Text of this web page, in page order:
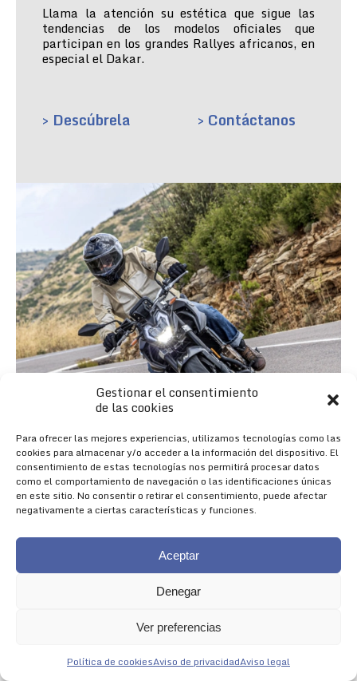
Gestionar el consentimiento
de las cookies
Para ofrecer las mejores experiencias, utilizamos tecnologías como las
cookies para almacenar y/o acceder a la información del dispositivo. El
consentimiento de estas tecnologías nos permitirá procesar datos
como el comportamiento de navegación o las identificaciones únicas
en este sitio. No consentir o retirar el consentimiento, puede afectar
negativamente a ciertas características y funciones.
Aceptar
Denegar
Ver preferencias
Política de cookiesAviso de privacidadAviso legal
Llama la atención su estética que sigue las
tendencias de los modelos oficiales que
participan en los grandes Rallyes africanos, en
especial el Dakar.
> Descúbrela > Contáctanos
NACIDA PARA IMPRESIONAR